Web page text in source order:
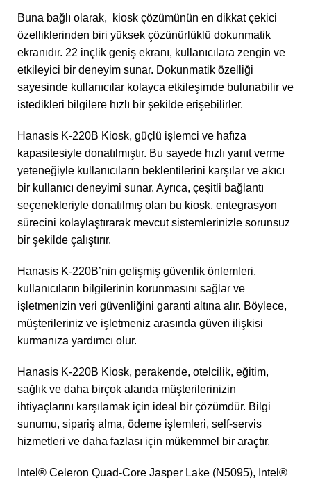
Buna bağlı olarak, kiosk çözümünün en dikkat çekici
özelliklerinden biri yüksek çözünürlüklü dokunmatik
ekranıdır. 22 inçlik geniş ekranı, kullanıcılara zengin ve
etkileyici bir deneyim sunar. Dokunmatik özelliği
sayesinde kullanıcılar kolayca etkileşimde bulunabilir ve
istedikleri bilgilere hızlı bir şekilde erişebilirler.
Hanasis K-220B Kiosk, güçlü işlemci ve hafıza
kapasitesiyle donatılmıştır. Bu sayede hızlı yanıt verme
yeteneğiyle kullanıcıların beklentilerini karşılar ve akıcı
bir kullanıcı deneyimi sunar. Ayrıca, çeşitli bağlantı
seçenekleriyle donatılmış olan bu kiosk, entegrasyon
sürecini kolaylaştırarak mevcut sistemlerinizle sorunsuz
bir şekilde çalıştırır.
Hanasis K-220B’nin gelişmiş güvenlik önlemleri,
kullanıcıların bilgilerinin korunmasını sağlar ve
işletmenizin veri güvenliğini garanti altına alır. Böylece,
müşterileriniz ve işletmeniz arasında güven ilişkisi
kurmanıza yardımcı olur.
Hanasis K-220B Kiosk, perakende, otelcilik, eğitim,
sağlık ve daha birçok alanda müşterilerinizin
ihtiyaçlarını karşılamak için ideal bir çözümdür. Bilgi
sunumu, sipariş alma, ödeme işlemleri, self-servis
hizmetleri ve daha fazlası için mükemmel bir araçtır.
Intel® Celeron Quad-Core Jasper Lake (N5095), Intel®